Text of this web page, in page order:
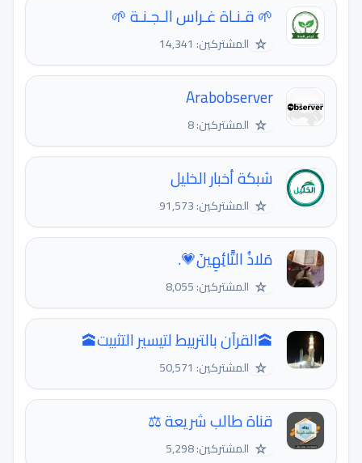
🌱 قـنـاة غـراس الـجـنـة 🌱
☆ المشتركين: 14,341
Arabobserver
☆ المشتركين: 8
شبكة أخبار الخليل
☆ المشتركين: 91,573
مَلاذُ التَّائِهِينَ💗.
☆ المشتركين: 8,055
🕋القرآن بالتربيط لتيسير التثبيت🕋
☆ المشتركين: 50,571
قناة طالب شريعة ⚖️
☆ المشتركين: 5,298